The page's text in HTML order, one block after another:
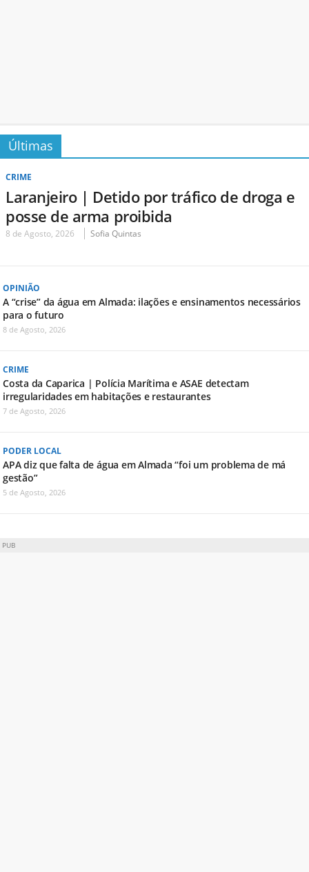
Últimas
CRIME
Laranjeiro | Detido por tráfico de droga e
posse de arma proibida
8 de Agosto, 2026 Sofia Quintas
OPINIÃO
A “crise” da água em Almada: ilações e ensinamentos necessários
para o futuro
8 de Agosto, 2026
CRIME
Costa da Caparica | Polícia Marítima e ASAE detectam
irregularidades em habitações e restaurantes
7 de Agosto, 2026
PODER LOCAL
APA diz que falta de água em Almada “foi um problema de má
gestão”
5 de Agosto, 2026
PUB